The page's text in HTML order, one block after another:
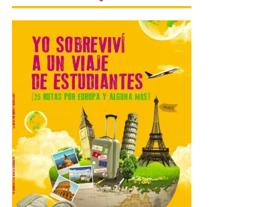
permanecerá abierta al
público hasta el próximo
30 de agosto. Con motivo
de la conmemoración del
centenario de la muerte de Antonio Gaudí,
la ciudad de Astorga viene celebrando un
amplio programa de actividades que
rinden homenaje a […]
La Diputación de Zamora
publica el volumen 55 de
la Biblioteca de Cultura
Tradicional Zamorana
6 Ago 2026